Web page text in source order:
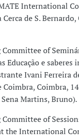
International
de S.
of
Educação e
Ivani Ferreira
Coimbra, Coimbra,
Martins, Bruno).
of
the International